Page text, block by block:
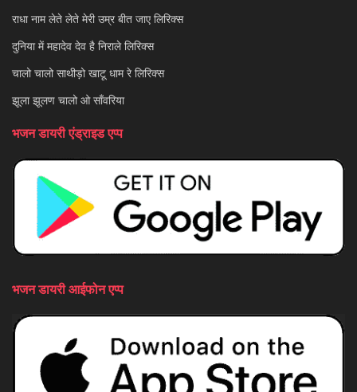
राधा नाम लेते लेते मेरी उम्र बीत जाए लिरिक्स
दुनिया में महादेव देव है निराले लिरिक्स
चालो चालो साथीड़ो खाटू धाम रे लिरिक्स
झूला झूलण चालो ओ साँवरिया
भजन डायरी एंड्राइड एप्प
भजन डायरी आईफोन एप्प